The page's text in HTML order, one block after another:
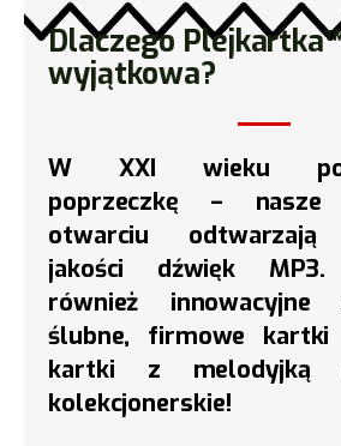
Dlaczego
wyjątkowa?
W XXI wieku
poprzeczkę –
otwarciu odtwarzają
jakości dźwięk MP3.
również innowacyjne
ślubne, firmowe kartki
kartki z melodyjką
kolekcjonerskie!